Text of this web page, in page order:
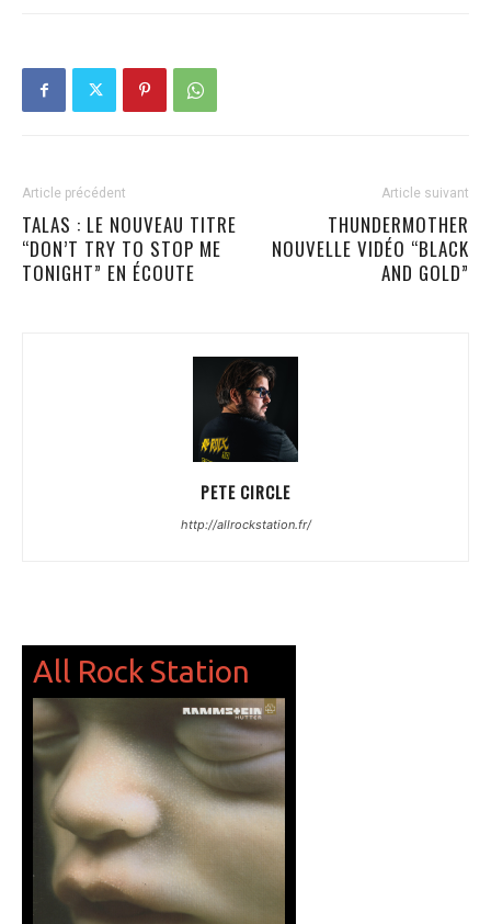
Article précédent
TALAS : LE NOUVEAU TITRE
“DON’T TRY TO STOP ME
TONIGHT” EN ÉCOUTE
Article suivant
THUNDERMOTHER
NOUVELLE VIDÉO “BLACK
AND GOLD”
PETE CIRCLE
http://allrockstation.fr/